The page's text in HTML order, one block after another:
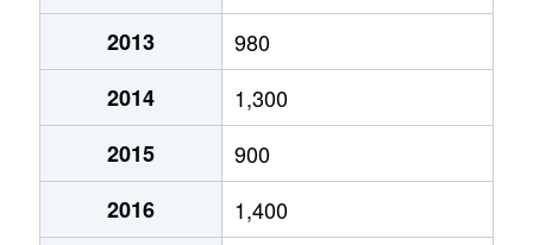
2013
980
2014
1,300
2015
900
2016
1,400